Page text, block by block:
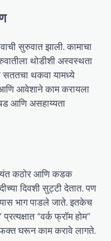
सुरुवात झाली. कामाचा
थोडीशी अस्वस्थता
थकवा यामध्ये
आणि आवेशाने काम करायला
आणि असहाय्यता
कठोर आणि कडक
दिवशी सुट्टी देतात. पण
भाग पाडले जाते. इतकेच
“वर्क फ्रॉम होम”
फक्त घरून काम करावे लागते.